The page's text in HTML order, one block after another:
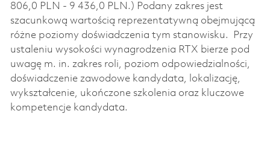
806,0 PLN - 9 436,0 PLN.) Podany zakres jest
szacunkową wartością reprezentatywną obejmującą
różne poziomy doświadczenia tym stanowisku.
Przy
ustaleniu wysokości wynagrodzenia RTX bierze pod
uwagę m. in. zakres roli, poziom odpowiedzialności,
doświadczenie zawodowe kandydata, lokalizację,
wykształcenie, ukończone szkolenia oraz kluczowe
kompetencje kandydata.